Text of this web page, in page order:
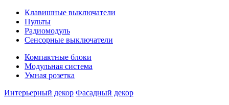
Клавишные выключатели
Пульты
Радиомодуль
Сенсорные выключатели
Компактные блоки
Модульная система
Умная розетка
Интерьерный декор Фасадный декор